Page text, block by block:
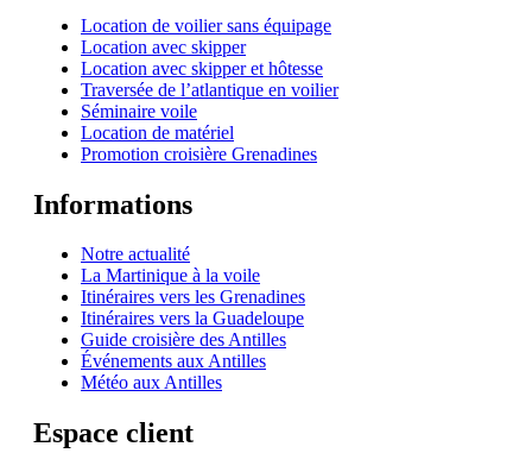
Location de voilier sans équipage
Location avec skipper
Location avec skipper et hôtesse
Traversée de l’atlantique en voilier
Séminaire voile
Location de matériel
Promotion croisière Grenadines
Informations
Notre actualité
La Martinique à la voile
Itinéraires vers les Grenadines
Itinéraires vers la Guadeloupe
Guide croisière des Antilles
Événements aux Antilles
Météo aux Antilles
Espace client